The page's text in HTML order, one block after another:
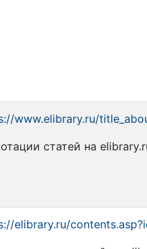
www.elibrary.ru/
статей на
elibrary.ru/